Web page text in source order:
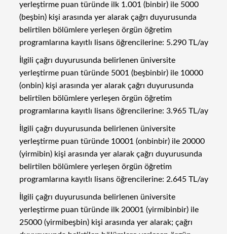
yerleştirme puan türünde ilk 1.001 (binbir) ile 5000
(beşbin) kişi arasında yer alarak çağrı duyurusunda
belirtilen bölümlere yerleşen örgün öğretim
programlarına kayıtlı lisans öğrencilerine: 5.290 TL/ay
İlgili çağrı duyurusunda belirlenen üniversite
yerleştirme puan türünde 5001 (beşbinbir) ile 10000
(onbin) kişi arasında yer alarak çağrı duyurusunda
belirtilen bölümlere yerleşen örgün öğretim
programlarına kayıtlı lisans öğrencilerine: 3.965 TL/ay
İlgili çağrı duyurusunda belirlenen üniversite
yerleştirme puan türünde 10001 (onbinbir) ile 20000
(yirmibin) kişi arasında yer alarak çağrı duyurusunda
belirtilen bölümlere yerleşen örgün öğretim
programlarına kayıtlı lisans öğrencilerine: 2.645 TL/ay
İlgili çağrı duyurusunda belirlenen üniversite
yerleştirme puan türünde ilk 20001 (yirmibinbir) ile
25000 (yirmibeşbin) kişi arasında yer alarak; çağrı